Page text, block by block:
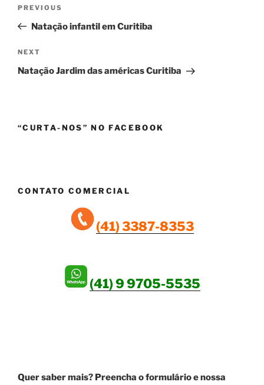
Previous
Post
PREVIOUS
Natação infantil em Curitiba
Next
Post
NEXT
Natação Jardim das américas Curitiba
“CURTA-NOS” NO FACEBOOK
CONTATO COMERCIAL
(41) 3387-8353
(41) 9 9705-5535
Quer saber mais? Preencha o formulário e nossa